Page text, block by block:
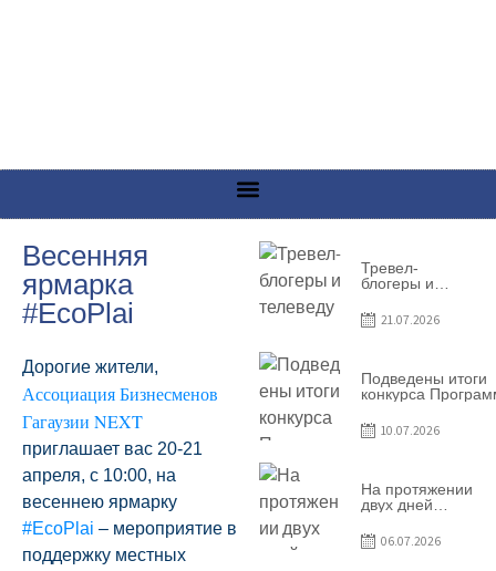
Весенняя
ярмарка
#EcoPlai
Дорогие жители,
Ассоциация Бизнесменов
Гагаузии NEXT
приглашает вас 20-21
апреля, с 10:00, на
весеннею ярмарку
#EcoPlai – мероприятие в
поддержку местных
Тревел-
блогеры и
из Словении
сняли
Гагаузии
21.07.2026
Подведены итоги
конкурса
грантов субъектам
10.07.2026
На протяжении
двух дней
принимала
коллег из
06.07.2026